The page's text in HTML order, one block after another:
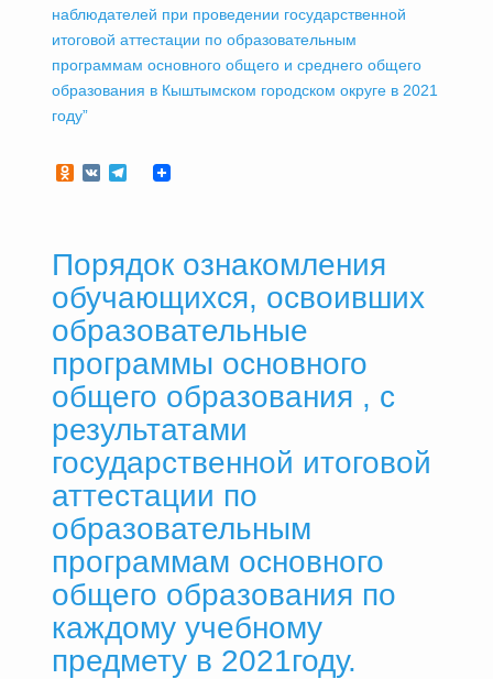
наблюдателей при проведении государственной
итоговой аттестации по образовательным
программам основного общего и среднего общего
образования в Кыштымском городском округе в 2021
году”
Odnoklassniki
VKTelegram
Порядок ознакомления
обучающихся, освоивших
образовательные
программы основного
общего образования , с
результатами
государственной итоговой
аттестации по
образовательным
программам основного
общего образования по
каждому учебному
предмету в 2021году.